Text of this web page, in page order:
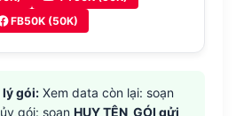
FB50K (50K)
lý gói:Xem data còn lại: soạn
gói: soạn HUY TÊN_GÓI gửi